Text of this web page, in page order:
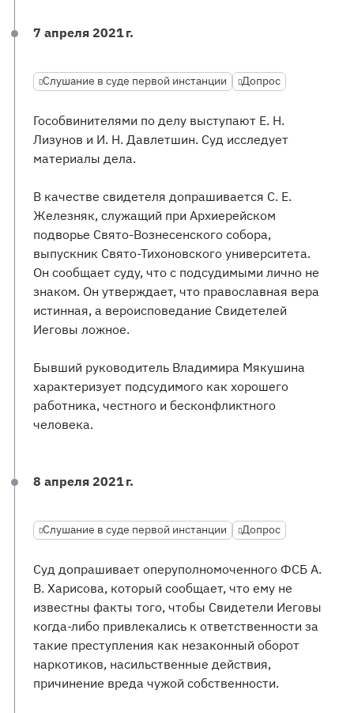
7 апреля 2021 г.
Слушание в суде первой инстанции Допрос
Гособвинителями по делу выступают Е. Н.
Лизунов и И. Н. Давлетшин. Суд исследует
материалы дела.
В качестве свидетеля допрашивается С. Е.
Железняк, служащий при Архиерейском
подворье Свято-Вознесенского собора,
выпускник Свято-Тихоновского университета.
Он сообщает суду, что с подсудимыми лично не
знаком. Он утверждает, что православная вера
истинная, а вероисповедание Свидетелей
Иеговы ложное.
Бывший руководитель Владимира Мякушина
характеризует подсудимого как хорошего
работника, честного и бесконфликтного
человека.
8 апреля 2021 г.
Слушание в суде первой инстанции Допрос
Суд допрашивает оперуполномоченного ФСБ А.
В. Харисова, который сообщает, что ему не
известны факты того, чтобы Свидетели Иеговы
когда-либо привлекались к ответственности за
такие преступления как незаконный оборот
наркотиков, насильственные действия,
причинение вреда чужой собственности.